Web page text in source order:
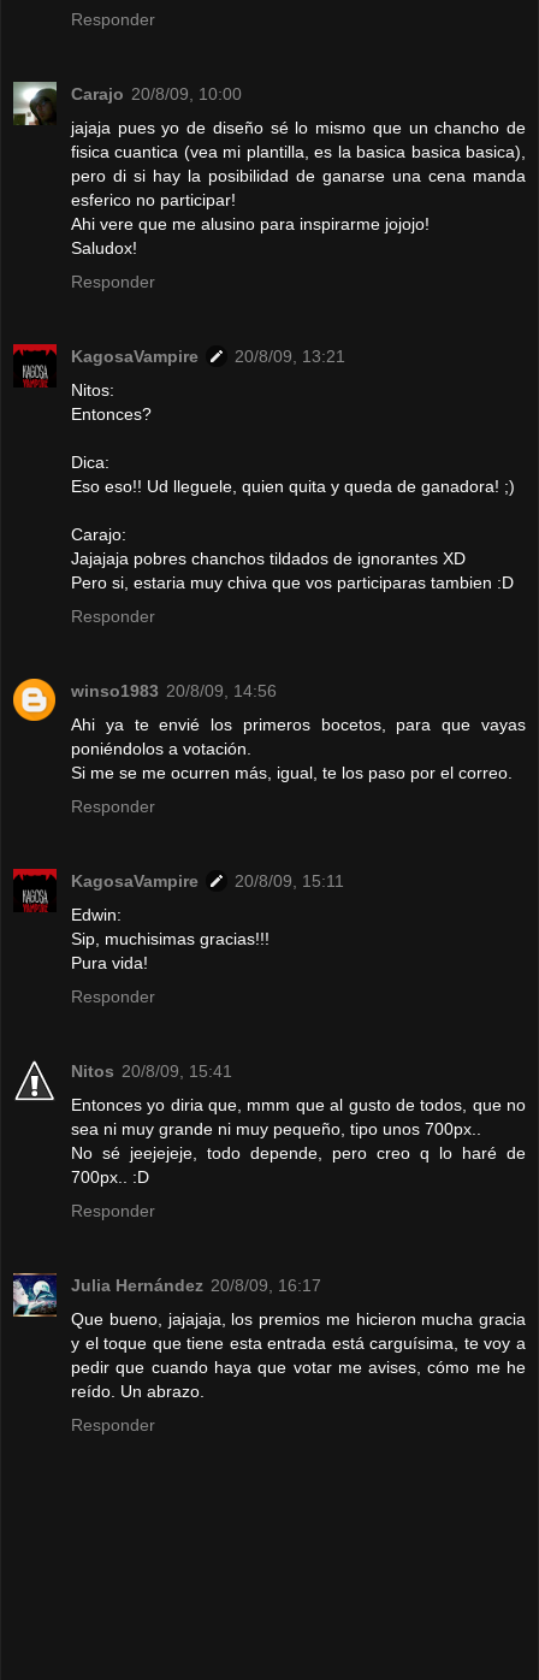
Responder
Carajo 20/8/09, 10:00
jajaja pues yo de diseño sé lo mismo que un chancho de
fisica cuantica (vea mi plantilla, es la basica basica basica),
pero di si hay la posibilidad de ganarse una cena manda
esferico no participar!
Ahi vere que me alusino para inspirarme jojojo!
Saludox!
Responder
KagosaVampire
20/8/09, 13:21
Nitos:
Entonces?
Dica:
Eso eso!! Ud lleguele, quien quita y queda de ganadora! ;)
Carajo:
Jajajaja pobres chanchos tildados de ignorantes XD
Pero si, estaria muy chiva que vos participaras tambien :D
Responder
winso1983 20/8/09, 14:56
Ahi ya te envié los primeros bocetos, para que vayas
poniéndolos a votación.
Si me se me ocurren más, igual, te los paso por el correo.
Responder
KagosaVampire
20/8/09, 15:11
Edwin:
Sip, muchisimas gracias!!!
Pura vida!
Responder
Nitos 20/8/09, 15:41
Entonces yo diria que, mmm que al gusto de todos, que no
sea ni muy grande ni muy pequeño, tipo unos 700px..
No sé jeejejeje, todo depende, pero creo q lo haré de
700px.. :D
Responder
Julia Hernández 20/8/09, 16:17
Que bueno, jajajaja, los premios me hicieron mucha gracia
y el toque que tiene esta entrada está carguísima, te voy a
pedir que cuando haya que votar me avises, cómo me he
reído. Un abrazo.
Responder